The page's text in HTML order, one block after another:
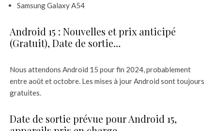
Samsung Galaxy A54
Android 15 : Nouvelles et prix anticipé
(Gratuit), Date de sortie…
Nous attendons Android 15 pour fin 2024, probablement
entre août et octobre. Les mises à jour Android sont toujours
gratuites.
Date de sortie prévue pour Android 15,